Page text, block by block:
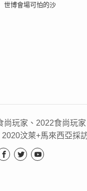
世博會場可怕的沙
尚玩家、2022食尚玩
2020汶萊+馬來西亞採